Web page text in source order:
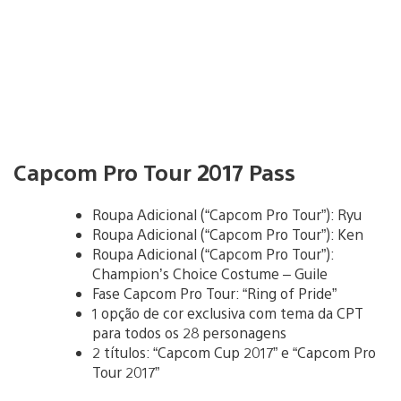
Capcom Pro Tour 2017 Pass
Roupa Adicional (“Capcom Pro Tour”): Ryu
Roupa Adicional (“Capcom Pro Tour”): Ken
Roupa Adicional (“Capcom Pro Tour”):
Champion’s Choice Costume – Guile
Fase Capcom Pro Tour: “Ring of Pride”
1 opção de cor exclusiva com tema da CPT
para todos os 28 personagens
2 títulos: “Capcom Cup 2017” e “Capcom Pro
Tour 2017”